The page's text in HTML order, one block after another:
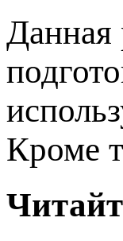
Данная
Кроме